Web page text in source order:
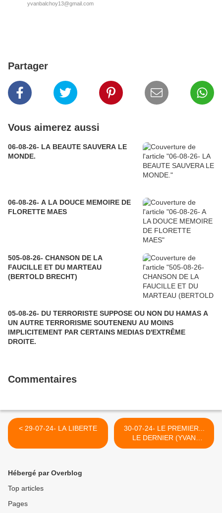
yvanbalchoy13@gmail.com
Partager
Vous aimerez aussi
06-08-26- LA BEAUTE SAUVERA LE
MONDE.
06-08-26- A LA DOUCE MEMOIRE DE
FLORETTE MAES
505-08-26- CHANSON DE LA
FAUCILLE ET DU MARTEAU
(BERTOLD BRECHT)
05-08-26- DU TERRORISTE SUPPOSE OU NON DU HAMAS A
UN AUTRE TERRORISME SOUTENENU AU MOINS
IMPLICITEMENT PAR CERTAINS MEDIAS D'EXTRÊME
DROITE.
Commentaires
< 29-07-24- LA LIBERTE
30-07-24- LE PREMIER...
LE DERNIER (YVAN
BALCHOY) >
Hébergé par Overblog
Top articles
Pages